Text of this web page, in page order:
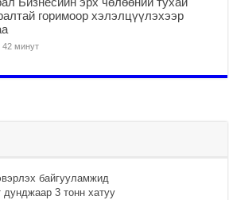
горимоор хэлэлцүүлэхээр
42 минут
байгууламжид
дунджаар 3 тонн хатуу